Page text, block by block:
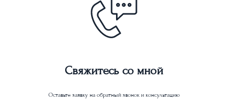
Свяжитесь со мной
Оставьте заявку на обратный звонок и консультацию